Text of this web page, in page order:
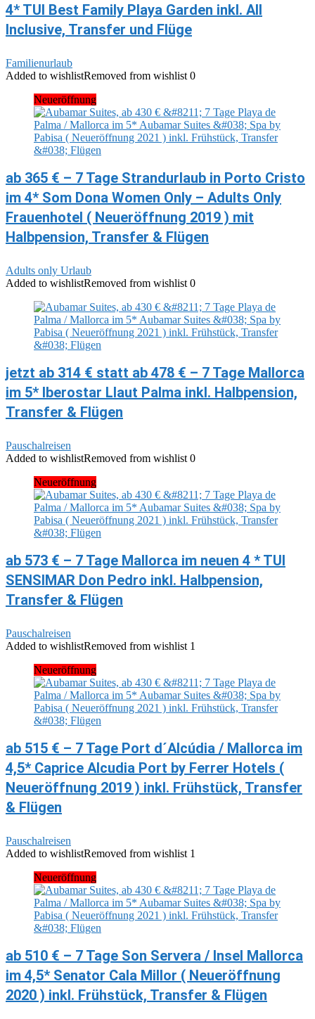
4* TUI Best Family Playa Garden inkl. All
Inclusive, Transfer und Flüge
Familienurlaub
Added to wishlistRemoved from wishlist 0
Neueröffnung
ab 365 € – 7 Tage Strandurlaub in Porto Cristo
im 4* Som Dona Women Only – Adults Only
Frauenhotel ( Neueröffnung 2019 ) mit
Halbpension, Transfer & Flügen
Adults only Urlaub
Added to wishlistRemoved from wishlist 0
jetzt ab 314 € statt ab 478 € – 7 Tage Mallorca
im 5* Iberostar Llaut Palma inkl. Halbpension,
Transfer & Flügen
Pauschalreisen
Added to wishlistRemoved from wishlist 0
Neueröffnung
ab 573 € – 7 Tage Mallorca im neuen 4 * TUI
SENSIMAR Don Pedro inkl. Halbpension,
Transfer & Flügen
Pauschalreisen
Added to wishlistRemoved from wishlist 1
Neueröffnung
ab 515 € – 7 Tage Port d´Alcúdia / Mallorca im
4,5* Caprice Alcudia Port by Ferrer Hotels (
Neueröffnung 2019 ) inkl. Frühstück, Transfer
& Flügen
Pauschalreisen
Added to wishlistRemoved from wishlist 1
Neueröffnung
ab 510 € – 7 Tage Son Servera / Insel Mallorca
im 4,5* Senator Cala Millor ( Neueröffnung
2020 ) inkl. Frühstück, Transfer & Flügen